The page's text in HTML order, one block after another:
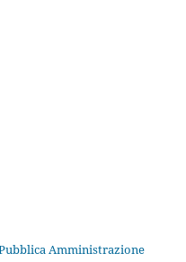
Amministrazione